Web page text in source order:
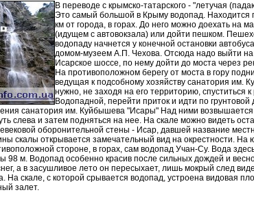
В переводе с крымско-татарского - "летучая
Это самый большой в Крыму водопад. Находится
км от города, в горах. До него можно доехать на
(идущем с автовокзала) или дойти пешком.
водопаду начнется у конечной остановки
домом-музеем А.П. Чехова. Отсюда надо выйти на
Исарское шоссе, по нему дойти до моста через
На противоположном берегу от моста в гору
ведущая к подсобному хозяйству санатория им.
нужно, не заходя на его территорию, спуститься к
Водопадной, перейти приток и идти по грунтовой
санатория им. Куйбышева "Исары" Над ними возвышается
слева и затем подняться на нее. На скале можно видеть
оборонительной стены - Исар, давшей название
скалы открывается замечательный вид на окрестности. На
стороне, в горах, сам водопад Учан-Су. Вода
98 м. Водопад особенно красив после сильных дождей и
а в засушливое лето он пересыхает, лишь мокрый след
На скале, с которой срывается водопад, устроена видовая
залет.